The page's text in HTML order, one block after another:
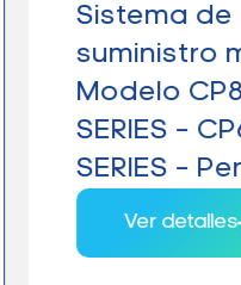
Sistema de
suministro médico
Modelo CP8000
SERIES – CP6000
SERIES – Pendant
Ver detalles